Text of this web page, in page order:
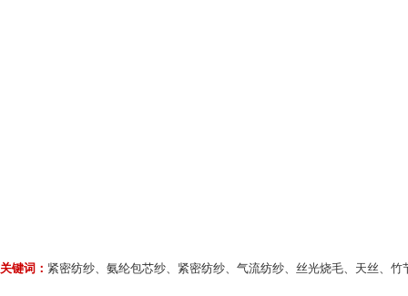
关键词： 紧密纺纱、氨纶包芯纱、紧密纺纱、气流纺纱、丝光烧毛、天丝、